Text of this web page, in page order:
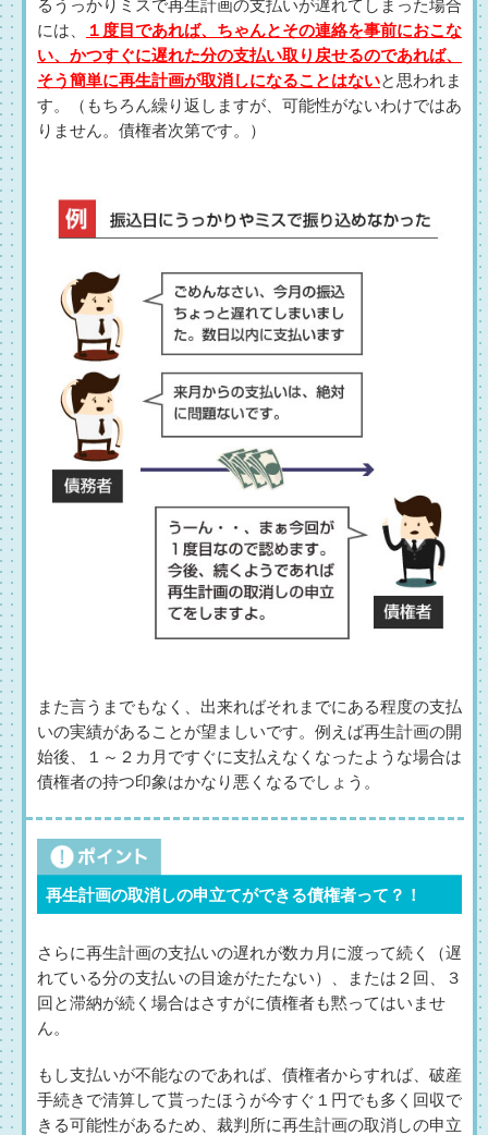
るうっかりミスで再生計画の支払いが遅れてしまった場合
には、
１度目であれば、ちゃんとその連絡を事前におこな
い、かつすぐに遅れた分の支払い取り戻せるのであれば、
そう簡単に再生計画が取消しになることはないと思われま
す。（もちろん繰り返しますが、可能性がないわけではあ
りません。債権者次第です。）
また言うまでもなく、出来ればそれまでにある程度の支払
いの実績があることが望ましいです。例えば再生計画の開
始後、１～２カ月ですぐに支払えなくなったような場合は
債権者の持つ印象はかなり悪くなるでしょう。
再生計画の取消しの申立てができる債権者って？！
さらに再生計画の支払いの遅れが数カ月に渡って続く（遅
れている分の支払いの目途がたたない）、または２回、３
回と滞納が続く場合はさすがに債権者も黙ってはいませ
ん。
もし支払いが不能なのであれば、債権者からすれば、破産
手続きで清算して貰ったほうが今すぐ１円でも多く回収で
きる可能性があるため、裁判所に再生計画の取消しの申立